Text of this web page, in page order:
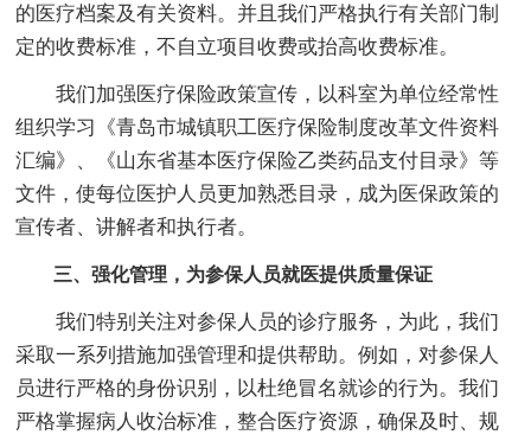
的医疗档案及有关资料。并且我们严格执行有关部门制
定的收费标准，不自立项目收费或抬高收费标准。
我们加强医疗保险政策宣传，以科室为单位经常性
组织学习《青岛市城镇职工医疗保险制度改革文件资料
汇编》、《山东省基本医疗保险乙类药品支付目录》等
文件，使每位医护人员更加熟悉目录，成为医保政策的
宣传者、讲解者和执行者。
三、强化管理，为参保人员就医提供质量保证
我们特别关注对参保人员的诊疗服务，为此，我们
采取一系列措施加强管理和提供帮助。例如，对参保人
员进行严格的身份识别，以杜绝冒名就诊的行为。我们
严格掌握病人收治标准，整合医疗资源，确保及时、规